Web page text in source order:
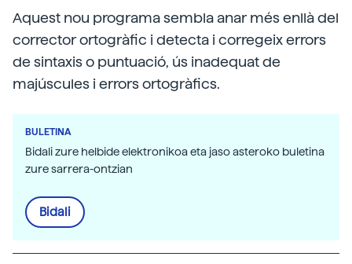
Aquest nou programa sembla anar més enllà del
corrector ortogràfic i detecta i corregeix errors
de sintaxis o puntuació, ús inadequat de
majúscules i errors ortogràfics.
BULETINA
Bidali zure helbide elektronikoa eta jaso asteroko buletina
zure sarrera-ontzian
Bidali